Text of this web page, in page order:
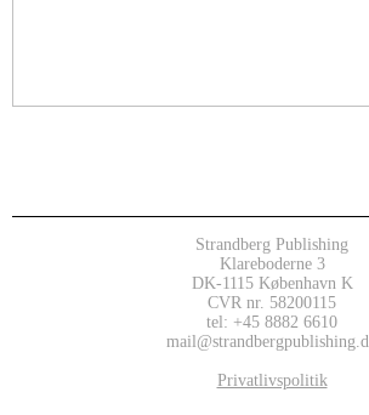
Strandberg Publishing
Klareboderne 3
DK-1115 København K
CVR nr. 58200115
tel: +45 8882 6610
Privatlivspolitik